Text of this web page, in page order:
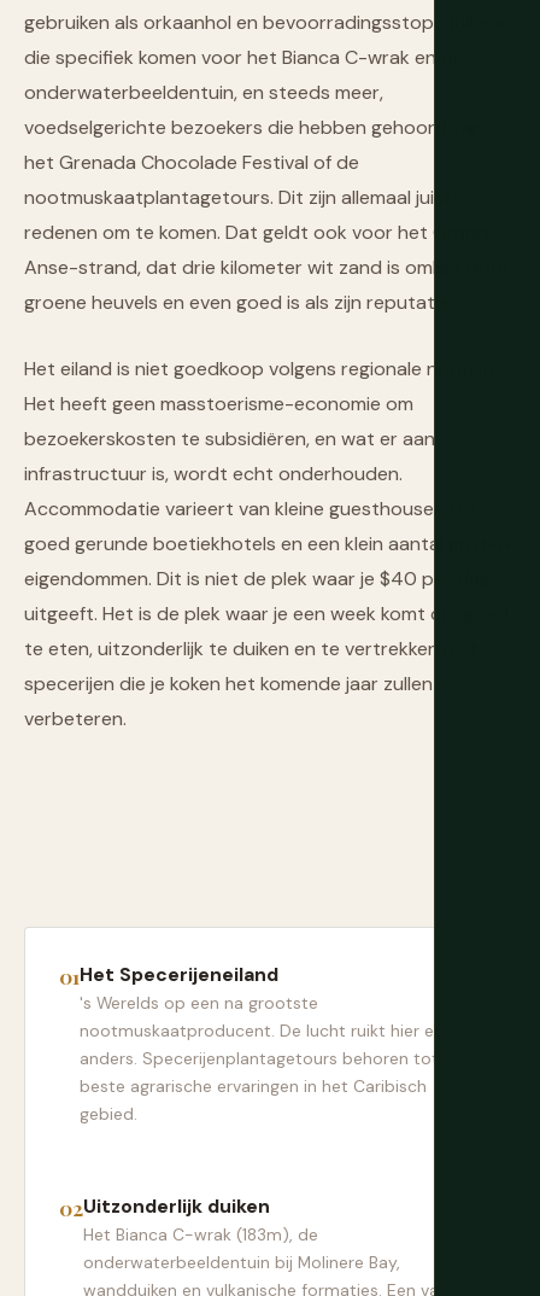
gebruiken als orkaanhol en bevoorradingsstop, duikers
die specifiek komen voor het Bianca C-wrak en de
onderwaterbeeldentuin, en steeds meer,
voedselgerichte bezoekers die hebben gehoord van
het Grenada Chocolade Festival of de
nootmuskaatplantagetours. Dit zijn allemaal juiste
redenen om te komen. Dat geldt ook voor het Grand
Anse-strand, dat drie kilometer wit zand is omlijst door
groene heuvels en even goed is als zijn reputatie.
Het eiland is niet goedkoop volgens regionale normen.
Het heeft geen masstoerisme-economie om
bezoekerskosten te subsidiëren, en wat er aan
infrastructuur is, wordt echt onderhouden.
Accommodatie varieert van kleine guesthouses tot
goed gerunde boetiekhotels en een klein aantal grotere
eigendommen. Dit is niet de plek waar je $40 per dag
uitgeeft. Het is de plek waar je een week komt om goed
te eten, uitzonderlijk te duiken en te vertrekken met
specerijen die je koken het komende jaar zullen
verbeteren.
Het Specerijeneiland
's Werelds op een na grootste
nootmuskaatproducent. De lucht ruikt hier echt
anders. Specerijenplantagetours behoren tot de
beste agrarische ervaringen in het Caribisch
gebied.
Uitzonderlijk duiken
Het Bianca C-wrak (183m), de
onderwaterbeeldentuin bij Molinere Bay,
wandduiken en vulkanische formaties. Een van de